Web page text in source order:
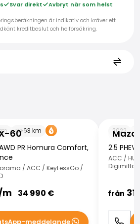
Svar direkt
Avbryt när som helst
är indikativ och kräver ett
kreditbeslut och helförsäkring.
60 63 km
AWD PR Homura Comfort,
/ ACC / KeyLessGo /
m 34 990 €
meddelande
2022
2.5
ACC /
från